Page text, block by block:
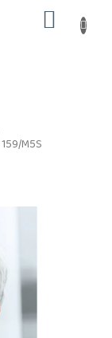
KOŠÍK
159/M5S